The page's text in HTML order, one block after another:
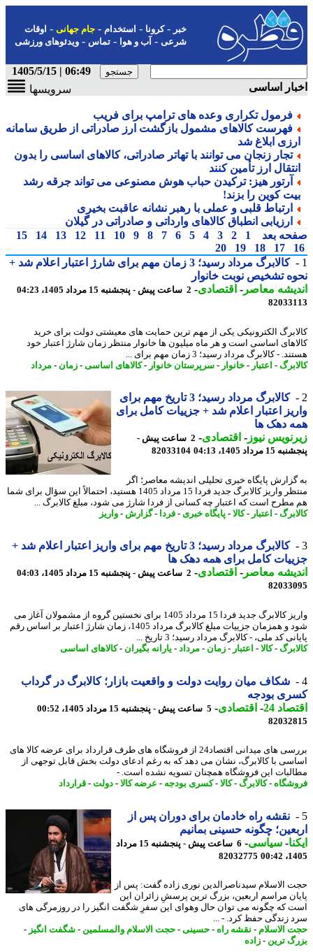
-کرونا-استخدام- جام جهانی-اوقات
شرعی-آب و هوا-تماس-ویدئوهای ورزشی
06:49 | 1405/5/15
اساسی
سرویسها
فرمول تکراری وعده های ترامپ برای فریب
فهرست کالاهای مشمول بازگشت ارز صادراتی از طریق سامانه
ابلاغ شد
تجار زنجان می توانند با تهاتر صادراتی، کالاهای اساسی را بدون
ارز تأمین کنند
آرتور هیز: ترکیدن حباب هوش مصنوعی می تواند جرقه رشد
کوین را بزند!
ارتباط قلبی و عملی با رهبر نشانه عاقبت بخیری
ارزیابی انطباق کالاهای وارداتی و صادراتی در گیلان
بعد
1
2
3
4
5
6
7
8
9
10
11
12
13
14
15
17
18
19
20
کالابرگ مرداد رسید؛ 3 زمان مهم برای شارژ اعتبار اعلام شد +
تشخیص نوبت خانوار
معاصر-اقتصادی-2 ساعت پیش - پنجشنبه 15 مرداد 1405، 04:23
الکترونیکی یکی از مهم ترین حمایت های معیشتی دولت برای خرید
اساسی است و هر ماه میلیون ها خانوار منتظر زمان شارژ اعتبار خود
- کالابرگ مرداد رسید؛ 3 زمان مهم برای ...
- اعتبار-خانوار-سرپرستان خانوار-کالاهای اساسی-زمان -مرداد
کالابرگ مرداد رسید؛ 3 تاریخ مهم برای
اعتبار اعلام شد + جزییات کامل برای
دهک ها
نیوز-اقتصادی- 2 ساعت پیش -
1405، 04:13
82033104
پایگاه خبری تحلیلی اندیشه معاصر؛ اگر
منتظر واریز کالابرگ جدید فردا 15 مرداد 1405 هستید، احتمالاً این سؤال برای شما
است که اعتبار چه کسانی از فردا شارژ می شود، مبلغ کالابرگ ...
- اعتبار-کالا -پایگاه خبری- فردا - گزارش -واریز
کالابرگ مرداد رسید؛ 3 تاریخ مهم برای واریز اعتبار اعلام شد +
کامل برای همه دهک ها
معاصر-اقتصادی-2 ساعت پیش - پنجشنبه 15 مرداد 1405، 04:03
واریز کالابرگ جدید فردا 15 مرداد 1405 برای نخستین گروه از مشمولان آغاز می
شود و همزمان جزییات مبلغ کالابرگ مرداد 1405، زمان شارژ اعتبار بر اساس رقم
کد ملی، - کالابرگ مرداد رسید؛ 3 تاریخ ...
- کالا -اعتبار-زمان -مرداد-یارانه بگیران- کالاهای اساسی
شکاف میان روایت دولت و واقعیت بازار؛ کالابرگ در گرداب
بودجه
24
-اقتصادی-5 ساعت پیش - پنجشنبه 15 مرداد 1405، 00:52
بررسی های میدانی اقتصاد24 از فروشگاه های طرف قرارداد برای عرضه کالا های
با کالابرگ، نشان می دهد که به رغم ادعای دولت بخش قابل توجهی از
این فروشگاه همچنان تسویه نشده است. -
-کالابرگ- کالا -کسری بودجه-عرضه کالا-دولت-قرارداد
نقشه راه خادمان برای دوران پس از
چگونه حسینی بمانیم
-سیاسی-
6 ساعت پیش - پنجشنبه 15 مرداد
82032775
الاسلام سیدناصرالدین نوری زاده گفت: پس از
مراسم اربعین، بزرگ ترین پرسشِ زائران این
که چگونه می توان حال وهوای این سفرِ شگفت انگیز را در روزمرگی های
زندگی حفظ کرد. - ...
الاسلام-نقشه راه- حسینی-حجت الاسلام والمسلمین-شگفت انگیز -
ترین- زاده